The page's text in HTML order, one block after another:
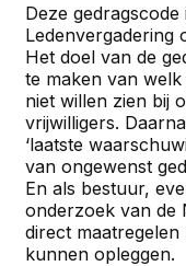
Deze
Ledenvergadering
Het doel van de
te maken van
niet willen zien bij
vrijwilligers.
‘laatste
van ongewenst
En als bestuur,
onderzoek van de
direct
kunnen opleggen.